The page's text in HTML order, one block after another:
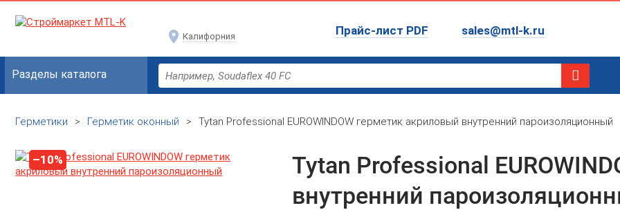
Калифорния Прайс-лист PDF sales@mtl-k.ru
Разделы каталога
Герметики > Герметик оконный > Tytan Professional EUROWINDOW герметик акриловый внутренний пароизоляционный
–10%
Tytan Professional
внутренний